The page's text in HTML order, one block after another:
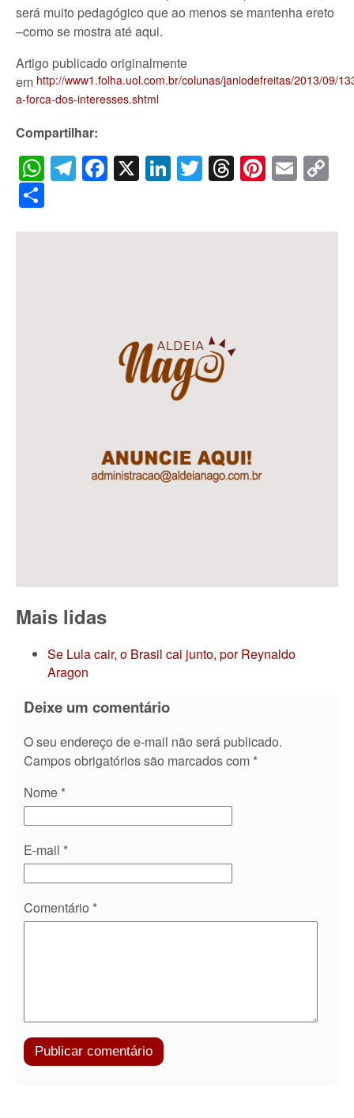
será muito pedagógico que ao menos se mantenha ereto
–como se mostra até aqui.
Artigo publicado originalmente
em http://www1.folha.uol.com.br/colunas/janiodefreitas/2013/09/
a-forca-dos-interesses.shtml
Compartilhar:
WhatsApp
Telegram
Facebook
X LinkedIn
Twitter
Threads
Mais lidas
Se Lula cair, o Brasil cai junto, por Reynaldo
Aragon
Deixe um comentário
O seu endereço de e-mail não será publicado.
Campos obrigatórios são marcados com *
Nome *
E-mail *
Comentário *